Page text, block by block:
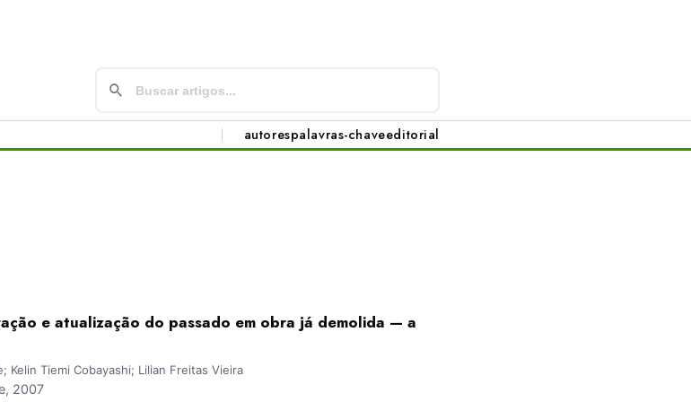
autorespalavras-chaveeditorial
e atualização do passado em obra já demolida — a
Kelin Tiemi Cobayashi; Lilian Freitas Vieira
2007